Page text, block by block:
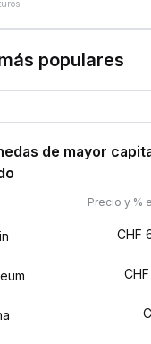
populares
de mayor
Precio y %
CHF
CHF